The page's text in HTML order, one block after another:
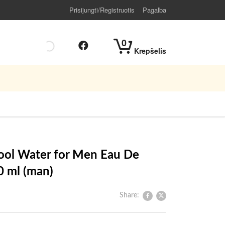
Prisijungti/Registruotis Pagalba
0
Krepšelis
Water for Men Eau De
ml (man)
Share: